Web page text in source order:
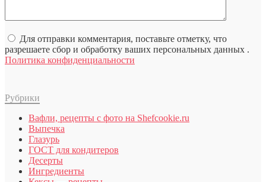
Для отправки комментария, поставьте отметку, что
разрешаете сбор и обработку ваших персональных данных .
Политика конфиденциальности
Рубрики
Вафли, рецепты с фото на Shefcookie.ru
Выпечка
Глазурь
ГОСТ для кондитеров
Десерты
Ингредиенты